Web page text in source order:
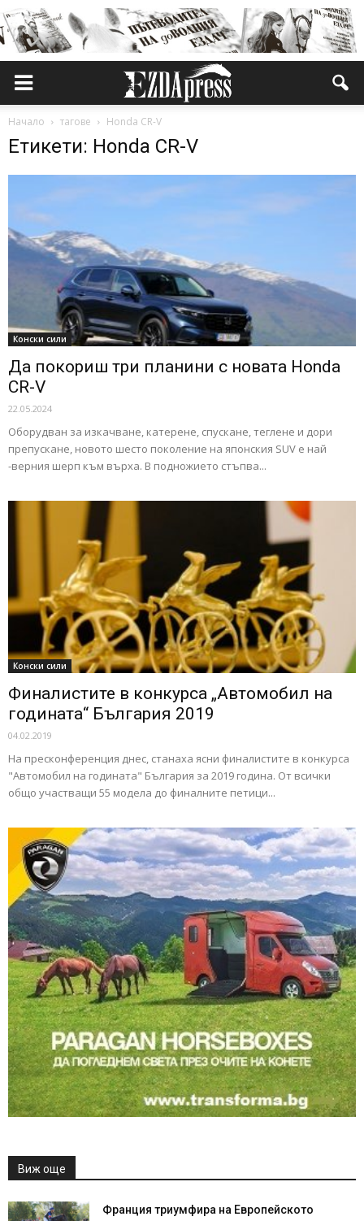
Начало тагове Honda CR-V
Етикети: Honda CR-V
Конски сили
Да покориш три планини с новата Honda
CR-V
22.05.2024
Оборудван за изкачване, катерене, спускане, теглене и дори
препускане, новото шесто поколение на японския SUV e най
-верния шерп към върха. В подножието стъпва...
Конски сили
Финалистите в конкурса „Автомобил на
годината“ България 2019
04.02.2019
На пресконференция днес, станаха ясни финалистите в конкурса
"Автомобил на годината" България за 2019 година. От всички
общо участващи 55 модела до финалните петици...
Виж още
Франция триумфира на Европейското